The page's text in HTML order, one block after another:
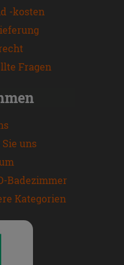
-kosten
Fragen
uns
Badezimmer
Kategorien